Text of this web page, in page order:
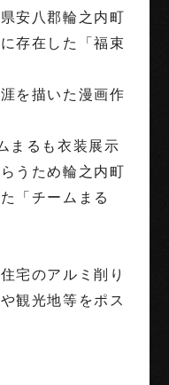
八郡輪之内町
存在した「福束
描いた漫画作
まるも衣装展示
ため輪之内町
「チームまる
のアルミ削り
観光地等をポス